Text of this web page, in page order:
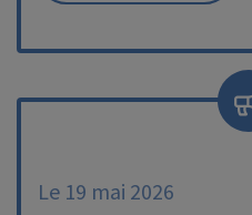
Le 19 mai 2026